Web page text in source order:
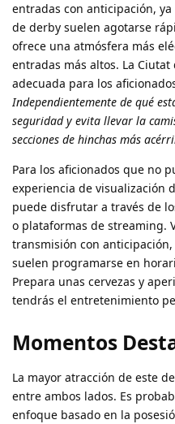
entradas con anticipación,
de derby suelen agotarse
ofrece una atmósfera más
entradas más altos. La
adecuada para los
Independientemente de qué
seguridad y evita llevar la
secciones de hinchas más
Para los aficionados que no
experiencia de visualización
puede disfrutar a través de
o plataformas de streaming.
transmisión con
suelen programarse en
Prepara unas cervezas y
tendrás el entretenimiento
Momentos
La mayor atracción de este
entre ambos lados. Es
enfoque basado en la